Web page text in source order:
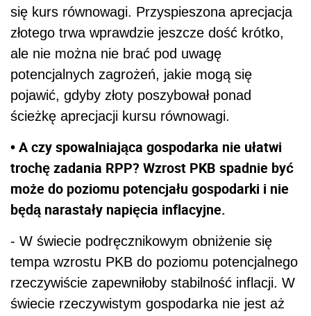
się kurs równowagi. Przyspieszona aprecjacja
złotego trwa wprawdzie jeszcze dość krótko,
ale nie można nie brać pod uwagę
potencjalnych zagrożeń, jakie mogą się
pojawić, gdyby złoty poszybował ponad
ścieżkę aprecjacji kursu równowagi.
• A czy spowalniająca gospodarka nie ułatwi
trochę zadania RPP? Wzrost PKB spadnie być
może do poziomu potencjału gospodarki i nie
będą narastały napięcia inflacyjne.
- W świecie podręcznikowym obniżenie się
tempa wzrostu PKB do poziomu potencjalnego
rzeczywiście zapewniłoby stabilność inflacji. W
świecie rzeczywistym gospodarka nie jest aż